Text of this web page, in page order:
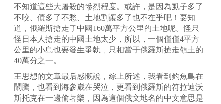
不知道這些大屠殺的慘烈程度。或許，是因為虱子多了
不咬、債多了不愁、土地割讓多了也不在乎吧！要知
道，俄羅斯搶走了中國160萬平方公里的土地呢。怪只
怪日本人搶走的中國土地太少，所以，一個僅僅4平方
公里的小島也要發生爭執，只相當于俄羅斯搶走領土的
40萬分之一。
王思想的文章最后感慨說，綜上所述，我看到釣魚島在
鬧騰，也看到海參崴在哭泣，更看到俄羅斯的符拉迪沃
斯托克在一邊偷著樂，因為這個俄文地名的中文意思是